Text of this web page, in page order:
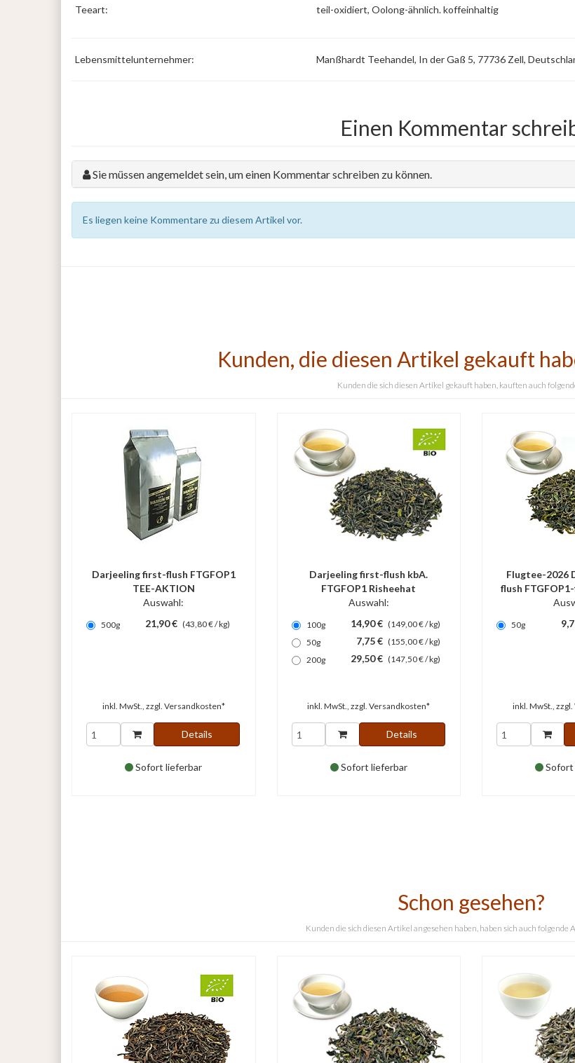
Teeart:
teil-oxidiert, Oolong-ähnlich. koffeinhaltig
Lebensmittelunternehmer: Manßhardt Teehandel, In der Gaß 5, 77736 Zell,
Einen Kommentar
Sie müssen angemeldet sein, um einen Kommentar schreiben zu können.
Es liegen keine Kommentare zu diesem Artikel vor.
Kunden, die diesen Artikel gekauft
Kunden die sich diesen Artikel gekauft haben, kauften auch
Darjeeling first-flush FTGFOP1
TEE-AKTION
Auswahl:
500g 21,90 € (43,80 € / kg)
inkl. MwSt., zzgl. Versandkosten*
Details
Sofort lieferbar
Darjeeling first-flush kbA.
FTGFOP1 Risheehat
Auswahl:
100g 14,90 € (149,00 € / kg)
50g
7,75 € (155,00 € / kg)
200g
29,50 € (147,50 € / kg)
inkl. MwSt., zzgl.Versandkosten*
Details
Sofort lieferbar
Flugtee-2026
flush
50g
inkl. MwSt., zzgl.
Schon gesehen?
Kunden die sich diesen Artikel angesehen haben, haben sich auch folgende